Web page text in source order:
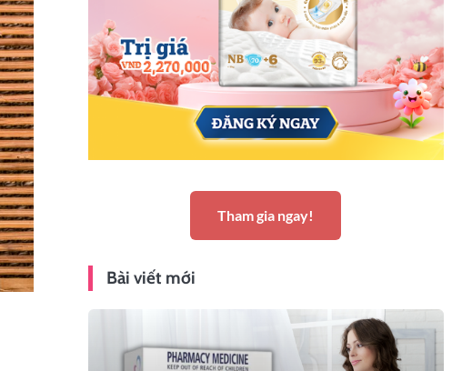
Tham gia ngay!
Bài viết mới